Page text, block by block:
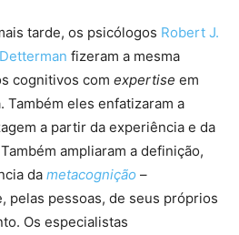
tarde, os psicólogos Robert J.
fizeram a mesma
cognitivos com expertise em
Também eles enfatizaram a
a partir da experiência e da
ampliaram a definição,
da metacognição –
pelas pessoas, de seus próprios
Os especialistas